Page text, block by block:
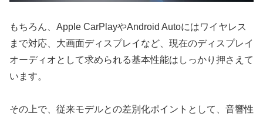
もちろん、Apple CarPlayやAndroid Autoにはワイヤレス
まで対応、大画面ディスプレイなど、現在のディスプレイ
オーディオとして求められる基本性能はしっかり押さえて
います。
その上で、従来モデルとの差別化ポイントとして、音響性